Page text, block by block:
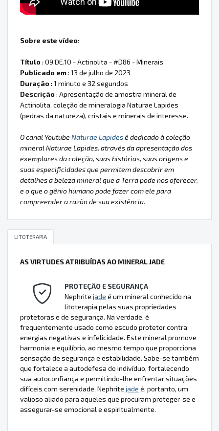
Sobre este vídeo:
Título: 09.DE.10 - Actinolita - #D86 - Minerais
Publicado em: 13 de julho de 2023
Duração: 1 minuto e 32 segundos
Descrição: Apresentação de amostra mineral de
Actinolita, coleção de mineralogia Naturae Lapides
(pedras da natureza), cristais e minerais de interesse.
O canal Youtube Naturae Lapidesé dedicado à coleção
mineral Naturae Lapides, através da apresentação dos
exemplares da coleção, suas histórias, suas origens e
suas especificidades que permitem descobrir em
detalhes a beleza mineral que a Terra pode nos oferecer,
e o que o gênio humano pode fazer com ele para
compreender a razão de sua existência.
LITOTERAPIA
AS VIRTUDES ATRIBUÍDAS AO MINERAL JADE
PROTEÇÃO E SEGURANÇA
Nephrite jade é um mineral conhecido na
litoterapia pelas suas propriedades
protetoras e de segurança. Na verdade, é
frequentemente usado como escudo protetor contra
energias negativas e infelicidade. Este mineral promove
harmonia e equilíbrio, ao mesmo tempo que proporciona
sensação de segurança e estabilidade. Sabe-se também
que fortalece a autodefesa do indivíduo, fortalecendo
sua autoconfiança e permitindo-lhe enfrentar situações
difíceis com serenidade. Nephrite jade é, portanto, um
valioso aliado para aqueles que procuram proteger-se e
assegurar-se emocional e espiritualmente.